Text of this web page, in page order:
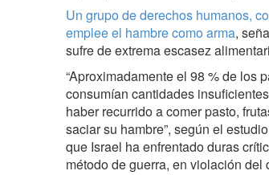
Un grupo de derechos humanos,
emplee el hambre como arma,
sufre de extrema escasez
“Aproximadamente el 98 % de los
consumían cantidades
haber recurrido a comer pasto,
saciar su hambre”, según el
que Israel ha enfrentado duras
método de guerra, en violación del